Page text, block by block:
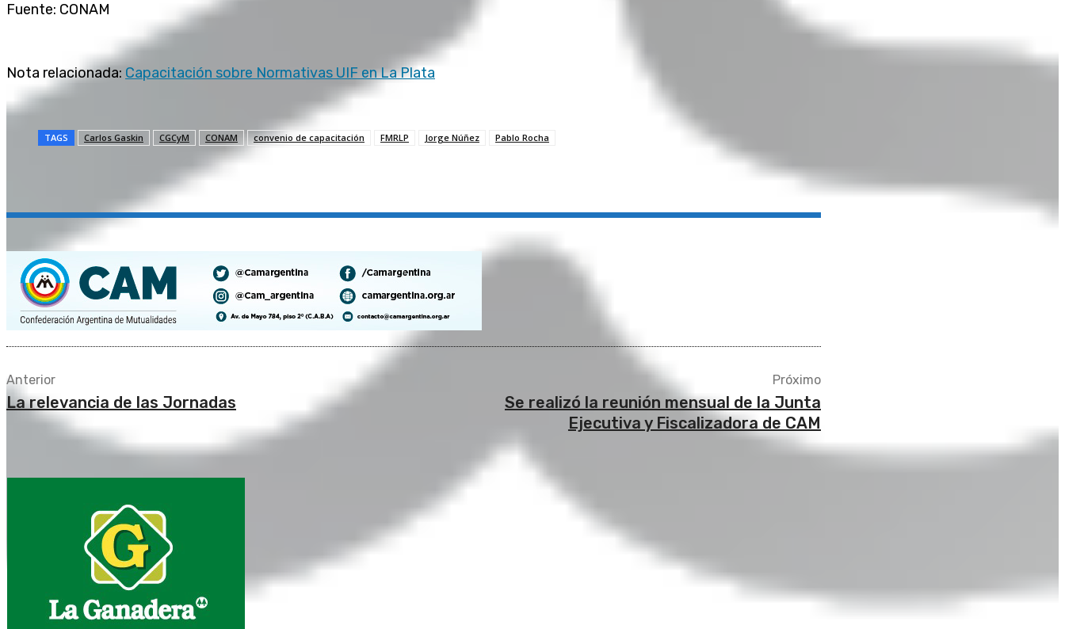
Fuente: CONAM
Nota relacionada: Capacitación sobre Normativas UIF en La Plata
TAGS Carlos Gaskin CGCyM CONAM convenio de capacitación FMRLP Jorge Núñez Pablo Rocha
Anterior
La relevancia de las Jornadas
Próximo
Se realizó la reunión mensual de la Junta
Ejecutiva y Fiscalizadora de CAM